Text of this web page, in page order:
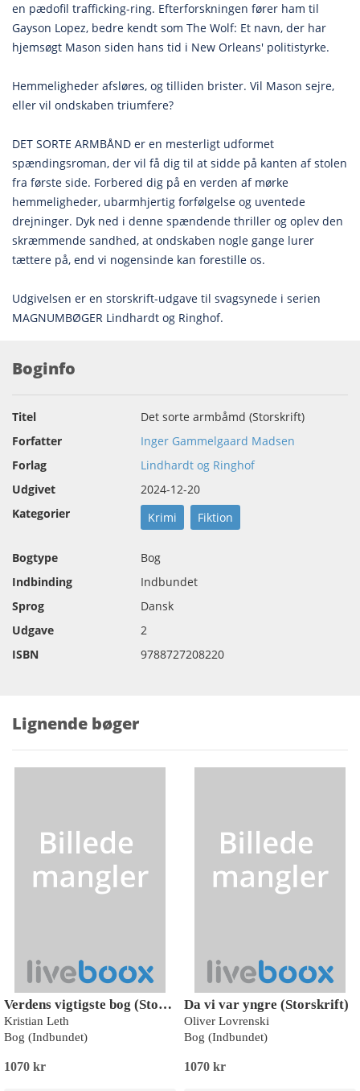
en pædofil trafficking-ring. Efterforskningen fører ham til
Gayson Lopez, bedre kendt som The Wolf: Et navn, der har
hjemsøgt Mason siden hans tid i New Orleans' politistyrke.
Hemmeligheder afsløres, og tilliden brister. Vil Mason sejre,
eller vil ondskaben triumfere?
DET SORTE ARMBÅND er en mesterligt udformet
spændingsroman, der vil få dig til at sidde på kanten af stolen
fra første side. Forbered dig på en verden af mørke
hemmeligheder, ubarmhjertig forfølgelse og uventede
drejninger. Dyk ned i denne spændende thriller og oplev den
skræmmende sandhed, at ondskaben nogle gange lurer
tættere på, end vi nogensinde kan forestille os.
Udgivelsen er en storskrift-udgave til svagsynede i serien
MAGNUMBØGER Lindhardt og Ringhof.
Boginfo
Titel
Det sorte armbåmd (Storskrift)
Forfatter
Inger Gammelgaard Madsen
Forlag
Lindhardt og Ringhof
Udgivet
2024-12-20
Kategorier
Krimi Fiktion
Bogtype
Bog
Indbinding
Indbundet
Sprog
Dansk
Udgave
2
ISBN
9788727208220
Lignende bøger
Verdens vigtigste bog (Storskrift)
Kristian Leth
Bog (Indbundet)
1070 kr
Da vi var yngre (Storskrift)
Oliver Lovrenski
Bog (Indbundet)
1070 kr